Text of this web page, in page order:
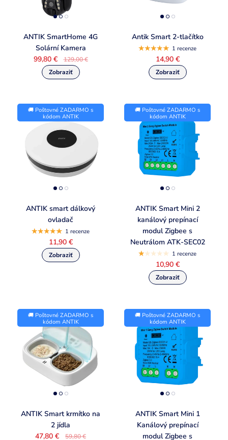
ANTIK SmartHome 4G
Solární Kamera
99,80 €
129,00 €
Antik Smart 2-tlačítko
1 recenze
14,90 €
🚚 Poštovné ZADARMO s
kódom ANTIK
ANTIK smart dálkový
ovladač
1 recenze
11,90 €
🚚 Poštovné ZADARMO s
kódom ANTIK
ANTIK Smart Mini 2
kanálový prepínací
modul Zigbee s
Neutrálom ATK-SEC02
1 recenze
10,90 €
🚚 Poštovné ZADARMO s
kódom ANTIK
ANTIK Smart krmítko na
2 jídla
47,80 €
59,80 €
🚚 Poštovné ZADARMO s
kódom ANTIK
ANTIK Smart Mini 1
Kanálový prepínací
modul Zigbee s